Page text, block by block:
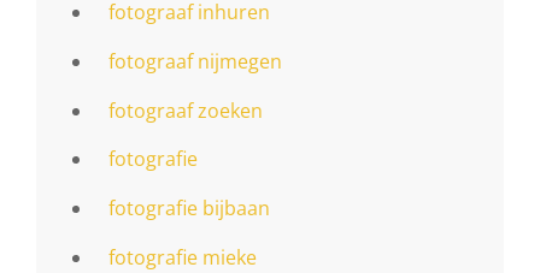
fotograaf inhuren
fotograaf nijmegen
fotograaf zoeken
fotografie
fotografie bijbaan
fotografie mieke